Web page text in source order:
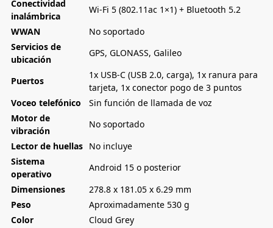
Conectividad
inalámbrica
Wi-Fi 5 (802.11ac 1×1) + Bluetooth 5.2
WWAN
No soportado
Servicios de
ubicación
GPS, GLONASS, Galileo
Puertos
1x USB-C (USB 2.0, carga), 1x ranura para
tarjeta, 1x conector pogo de 3 puntos
Voceo telefónico
Sin función de llamada de voz
Motor de
vibración
No soportado
Lector de huellas No incluye
Sistema
operativo
Android 15 o posterior
Dimensiones
278.8 x 181.05 x 6.29 mm
Peso
Aproximadamente 530 g
Color
Cloud Grey